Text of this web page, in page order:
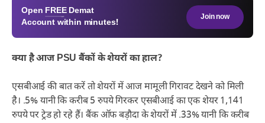
Open FREE Demat
Account within minutes!
Join now
क्या है आज PSU बैंकों के शेयरों का हाल?
एसबीआई की बात करें तो शेयरों में आज मामूली गिरावट देखने को मिली
है। .5% यानी कि करीब 5 रुपये गिरकर एसबीआई का एक शेयर 1,141
रुपये पर ट्रेड हो रहे हैं। बैंक ऑफ बड़ौदा के शेयरों में .33% यानी कि करीब